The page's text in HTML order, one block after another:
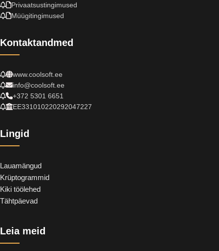
Privaatsustingimused
Müügitingimused
Kontaktandmed
www.coolsoft.ee
info@coolsoft.ee
+372 5301 6651
EE331010220292047227
Lingid
Lauamängud
Krüptogrammid
Kiki töölehed
Tähtpäevad
Leia meid